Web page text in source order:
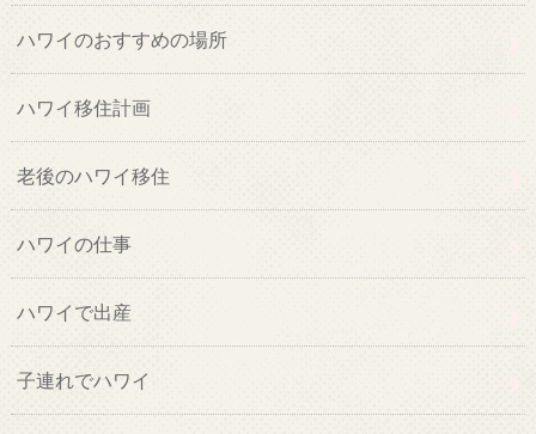
ハワイのおすすめの場所
ハワイ移住計画
老後のハワイ移住
ハワイの仕事
ハワイで出産
子連れでハワイ